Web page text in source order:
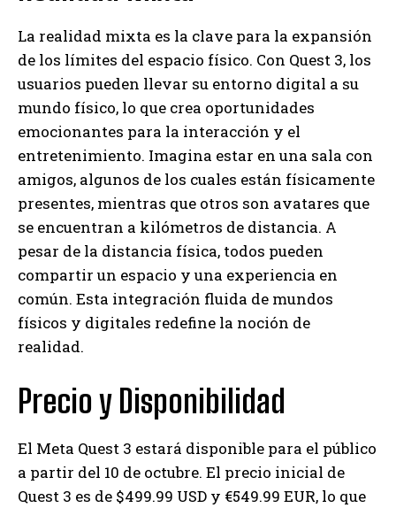
La realidad mixta es la clave para la expansión
de los límites del espacio físico. Con Quest 3, los
usuarios pueden llevar su entorno digital a su
mundo físico, lo que crea oportunidades
emocionantes para la interacción y el
entretenimiento. Imagina estar en una sala con
amigos, algunos de los cuales están físicamente
presentes, mientras que otros son avatares que
se encuentran a kilómetros de distancia. A
pesar de la distancia física, todos pueden
compartir un espacio y una experiencia en
común. Esta integración fluida de mundos
físicos y digitales redefine la noción de
realidad.
Precio y Disponibilidad
El Meta Quest 3 estará disponible para el público
a partir del 10 de octubre. El precio inicial de
Quest 3 es de $499.99 USD y €549.99 EUR, lo que